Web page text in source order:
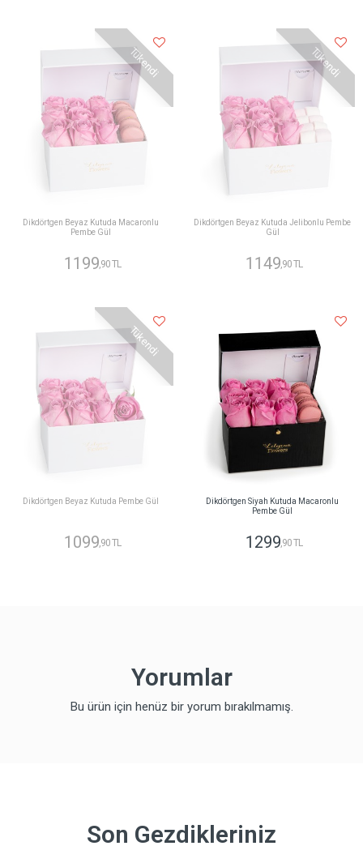
Tükendi
Dikdörtgen Beyaz Kutuda Macaronlu
Pembe Gül
1199,90 TL
Tükendi
Dikdörtgen Beyaz Kutuda Jelibonlu Pembe
Gül
1149,90 TL
Tükendi
Dikdörtgen Beyaz Kutuda Pembe Gül
1099,90 TL
Dikdörtgen Siyah Kutuda Macaronlu
Pembe Gül
1299,90 TL
Yorumlar
Bu ürün için henüz bir yorum bırakılmamış.
Son Gezdikleriniz